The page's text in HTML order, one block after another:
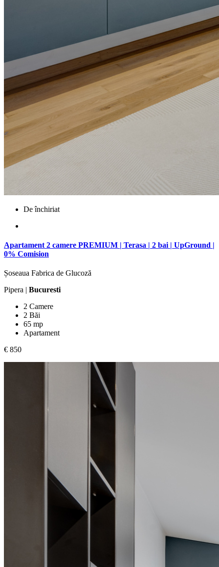
De închiriat
Apartament 2 camere PREMIUM | Terasa | 2 bai | UpGround |
0% Comision
Șoseaua Fabrica de Glucoză
Pipera | Bucuresti
2 Camere
2 Băi
65 mp
Apartament
€ 850